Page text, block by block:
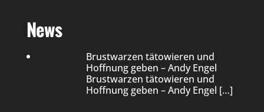
News
Brustwarzen tätowieren und
Hoffnung geben – Andy Engel
Brustwarzen tätowieren und
Hoffnung geben – Andy Engel […]